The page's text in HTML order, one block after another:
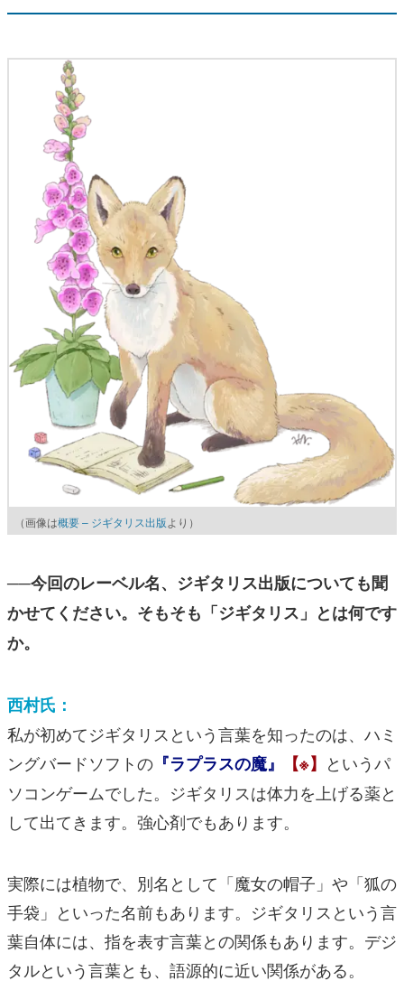
（画像は概要 – ジギタリス出版より）
──今回のレーベル名、ジギタリス出版についても聞
かせてください。そもそも「ジギタリス」とは何です
か。
西村氏：
私が初めてジギタリスという言葉を知ったのは、ハミ
ングバードソフトの 『ラプラスの魔』 【※】 というパ
ソコンゲームでした。ジギタリスは体力を上げる薬と
して出てきます。強心剤でもあります。
実際には植物で、別名として「魔女の帽子」や「狐の
手袋」といった名前もあります。ジギタリスという言
葉自体には、指を表す言葉との関係もあります。デジ
タルという言葉とも、語源的に近い関係がある。